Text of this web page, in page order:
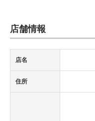
店舗情報
店名
住所